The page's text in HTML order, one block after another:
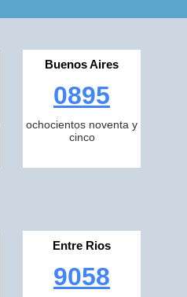
Buenos Aires
0895
ochocientos noventa y
cinco
Entre Rios
9058